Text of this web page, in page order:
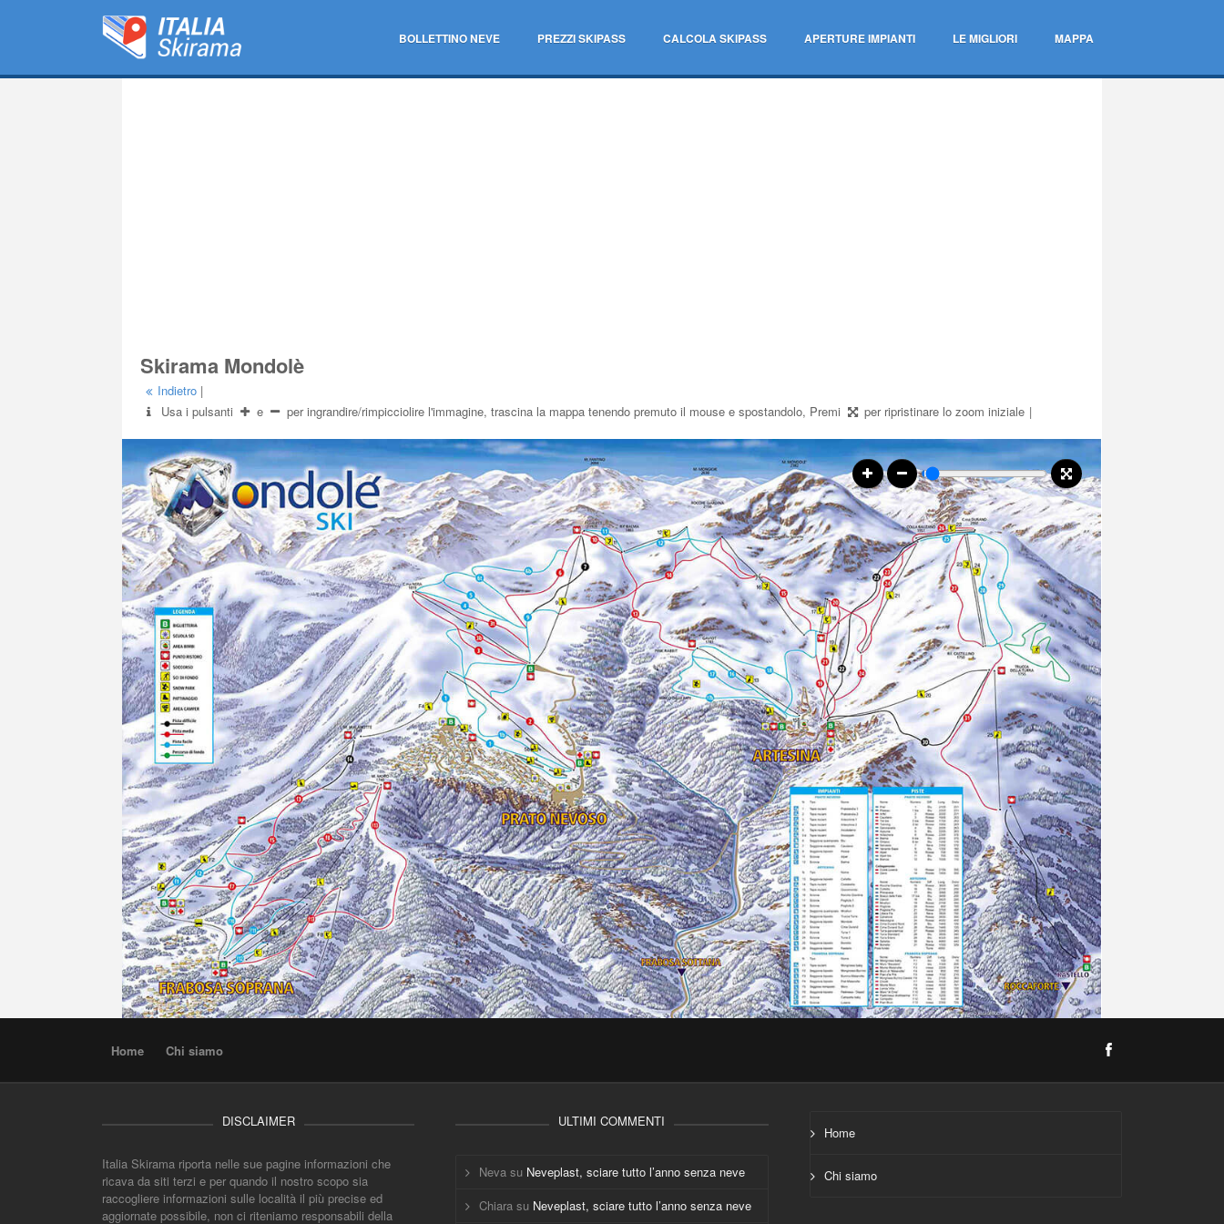
BOLLETTINO NEVE PREZZI SKIPASS CALCOLA SKIPASS APERTURE IMPIANTI LE MIGLIORI MAPPA
Skirama Mondolè
Indietro|
Usa i pulsanti
e per ingrandire/rimpicciolire l'immagine, trascina la mappa tenendo premuto il mouse e spostandolo, Premi per ripristinare lo zoom iniziale |
Home Chi siamo
DISCLAIMER
Italia Skirama riporta nelle sue pagine informazioni che
ricava da siti terzi e per quando il nostro scopo sia
raccogliere informazioni sulle località il più precise ed
aggiornate possibile, non ci riteniamo responsabili della
ULTIMI COMMENTI
Neva su Neveplast, sciare tutto l’anno senza neve
Chiara su Neveplast, sciare tutto l’anno senza neve
Home
Chi siamo